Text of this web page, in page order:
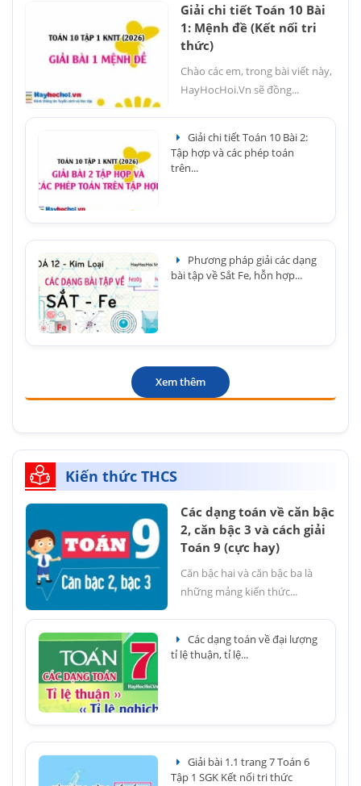
Giải chi tiết Toán 10 Bài
1: Mệnh đề (Kết nối tri
thức)
Chào các em, trong bài viết này,
HayHocHoi.Vn sẽ đồng...
Giải chi tiết Toán 10 Bài 2:
Tập hợp và các phép toán
trên...
Phương pháp giải các dạng
bài tập về Sắt Fe, hỗn hợp...
Xem thêm
Kiến thức THCS
Các dạng toán về căn bậc
2, căn bậc 3 và cách giải
Toán 9 (cực hay)
Căn bậc hai và căn bậc ba là
những mảng kiến thức...
Các dạng toán về đại lượng
tỉ lệ thuận, tỉ lệ...
Giải bài 1.1 trang 7 Toán 6
Tập 1 SGK Kết nối tri thức